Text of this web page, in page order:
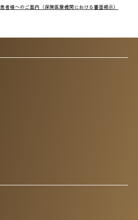
患者様へのご案内（保険医療機関における書面掲示）